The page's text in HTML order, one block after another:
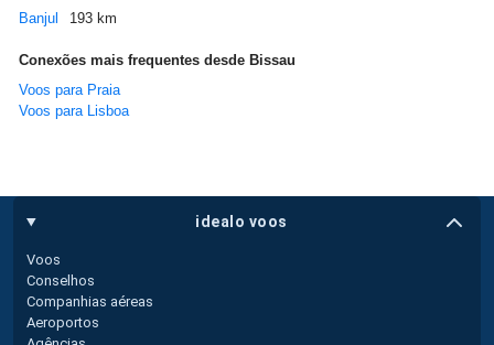
Banjul
193 km
Conexões mais frequentes desde Bissau
Voos para Praia
Voos para Lisboa
idealo voos
Voos
Conselhos
Companhias aéreas
Aeroportos